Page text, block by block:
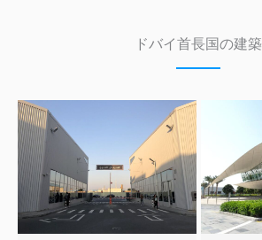
ドバイ首長国の建築